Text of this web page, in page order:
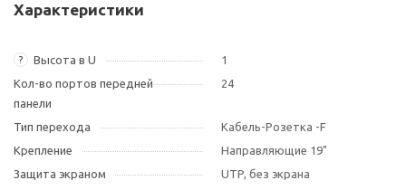
Характеристики
? Высота в U
1
Кол-во портов передней
панели
24
Тип перехода
Кабель-Розетка -F
Крепление
Направляющие 19"
Защита экраном
UTP, без экрана